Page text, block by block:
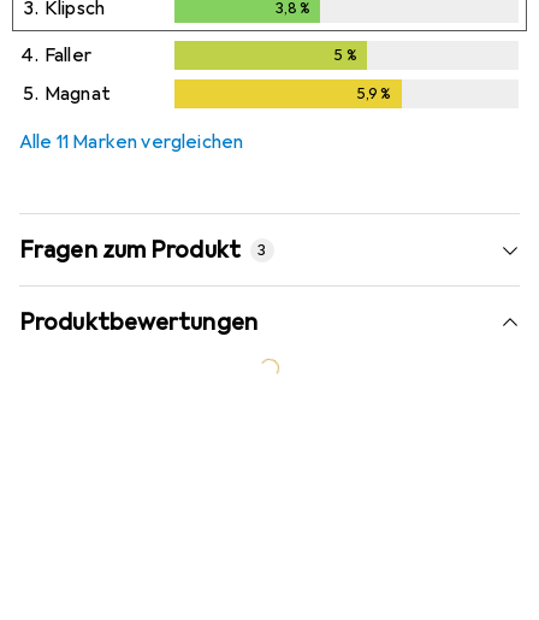
3. Klipsch 3,8 %
4. Faller 5 %
5. Magnat 5,9%
Alle 11 Marken vergleichen
Fragen zum Produkt 3
Produktbewertungen